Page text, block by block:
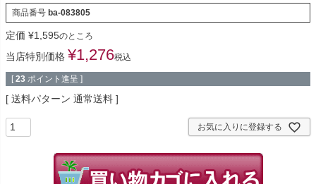
商品番号 ba-083805
定価 ¥1,595のところ
当店特別価格 ¥1,276税込
[ 23 ポイント進呈 ]
送料パターン 通常送料
お気に入りに登録する